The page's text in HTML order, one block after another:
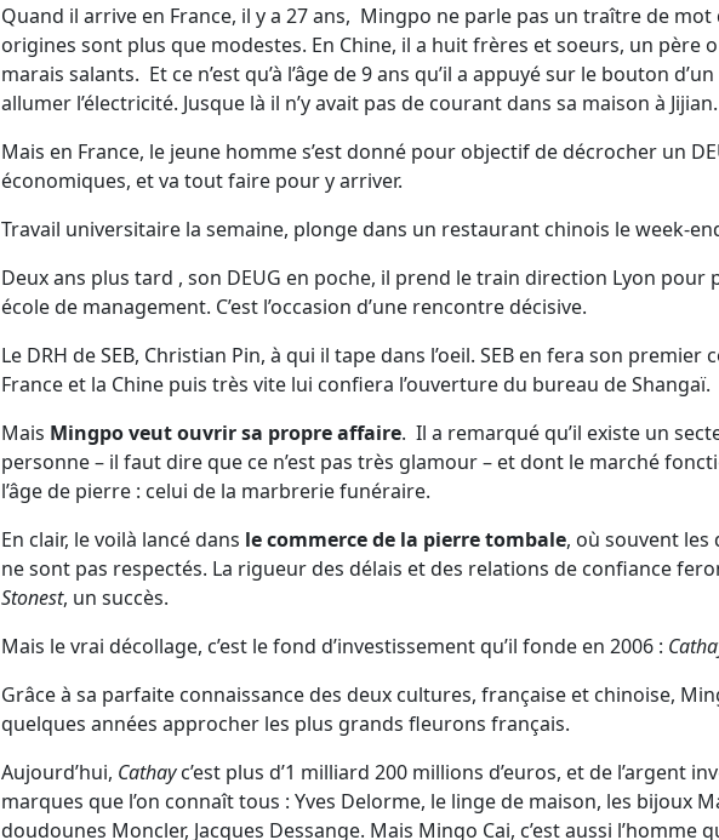
Quand il arrive en France, il y a 27 ans, Mingpo ne parle pas un traître de mot
origines sont plus que modestes. En Chine, il a huit frères et soeurs, un père
marais salants. Et ce n’est qu’à l’âge de 9 ans qu’il a appuyé sur le bouton
allumer l’électricité. Jusque là il n’y avait pas de courant dans sa maison à Jijian.
Mais en France, le jeune homme s’est donné pour objectif de décrocher un
économiques, et va tout faire pour y arriver.
Travail universitaire la semaine, plonge dans un restaurant chinois le week-
Deux ans plus tard , son DEUG en poche, il prend le train direction Lyon pour
école de management. C’est l’occasion d’une rencontre décisive.
Le DRH de SEB, Christian Pin, à qui il tape dans l’oeil. SEB en fera son premier
France et la Chine puis très vite lui confiera l’ouverture du bureau de Shangaï.
Mais Mingpo veut ouvrir sa propre affaire. Il a remarqué qu’il existe un
personne – il faut dire que ce n’est pas très glamour – et dont le marché
l’âge de pierre : celui de la marbrerie funéraire.
En clair, le voilà lancé dans le commerce de la pierre tombale, où souvent les
ne sont pas respectés. La rigueur des délais et des relations de confiance
Stonest, un succès.
Mais le vrai décollage, c’est le fond d’investissement qu’il fonde en 2006 :
Grâce à sa parfaite connaissance des deux cultures, française et chinoise,
quelques années approcher les plus grands fleurons français.
Aujourd’hui, Cathayc’est plus d’1 milliard 200 millions d’euros, et de l’argent
marques que l’on connaît tous : Yves Delorme, le linge de maison, les bijoux
doudounes Moncler, Jacques Dessange. Mais Mingo Cai, c’est aussi l’homme